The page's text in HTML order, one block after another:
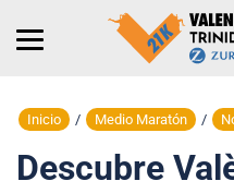
Inicio / Medio Maratón /
Descubre